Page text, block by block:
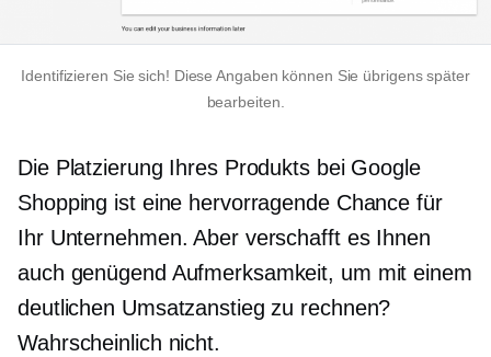
Identifizieren Sie sich! Diese Angaben können Sie übrigens später
bearbeiten.
Die Platzierung Ihres Produkts bei Google
Shopping ist eine hervorragende Chance für
Ihr Unternehmen. Aber verschafft es Ihnen
auch genügend Aufmerksamkeit, um mit einem
deutlichen Umsatzanstieg zu rechnen?
Wahrscheinlich nicht.